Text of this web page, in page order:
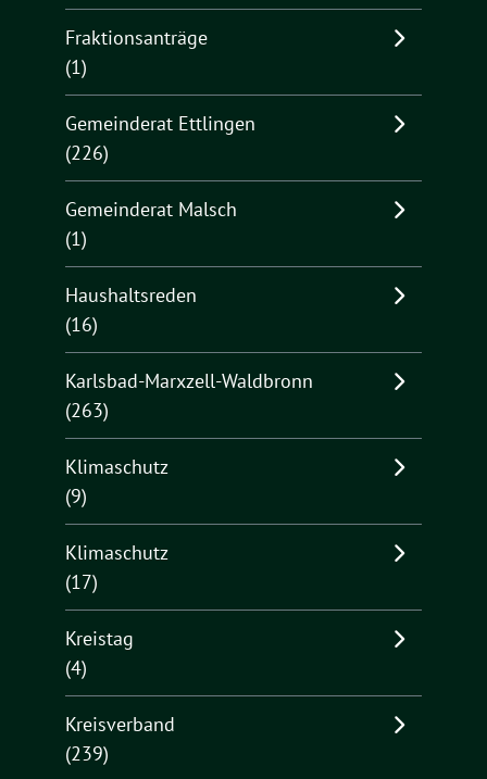
Fraktionsanträge
(1)
Gemeinderat Ettlingen
(226)
Gemeinderat Malsch
(1)
Haushaltsreden
(16)
Karlsbad-Marxzell-Waldbronn
(263)
Klimaschutz
(9)
Klimaschutz
(17)
Kreistag
(4)
Kreisverband
(239)